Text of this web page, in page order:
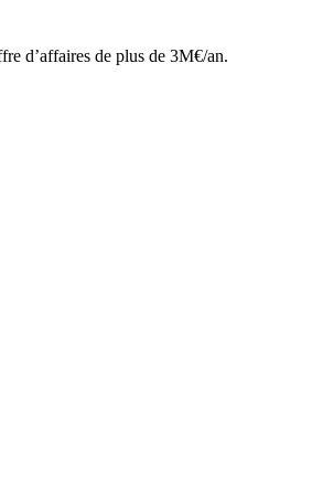
d’affaires de plus de 3M€/an.